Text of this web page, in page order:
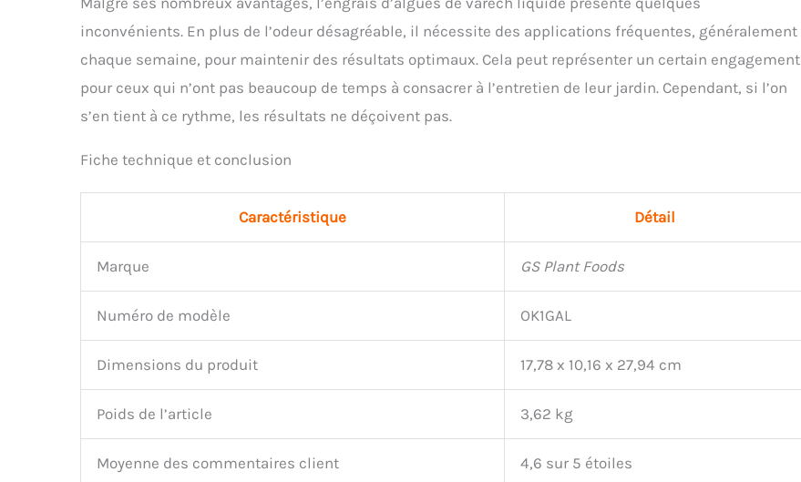
inconvénients. En plus de l’odeur désagréable, il nécessite des applications fréquentes, généralement
chaque semaine, pour maintenir des résultats optimaux. Cela peut représenter un certain engagement
pour ceux qui n’ont pas beaucoup de temps à consacrer à l’entretien de leur jardin. Cependant, si l’on
s’en tient à ce rythme, les résultats ne déçoivent pas.
Fiche technique et conclusion
Caractéristique Détail
Marque GS Plant Foods
Numéro de modèle OK1GAL
Dimensions du produit 17,78 x 10,16 x 27,94 cm
Poids de l’article 3,62 kg
Moyenne des commentaires client 4,6 sur 5 étoiles